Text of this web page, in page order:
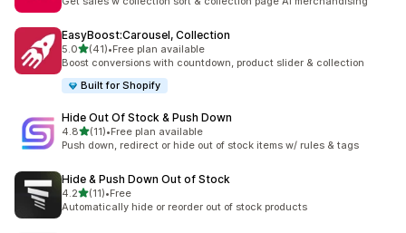
EasyBoost:Carousel, Collection
5.0별 5개 중
(41)
총 리뷰 41개
•Free plan available
Boost conversions with countdown, product slider & collection
Built for Shopify
Hide Out Of Stock & Push Down
4.8별 5개 중
(11)
총 리뷰 11개
•Free plan available
Push down, redirect or hide out of stock items w/ rules & tags
Hide & Push Down Out of Stock
4.2별 5개 중
(11)
총 리뷰 11개
•Free
Automatically hide or reorder out of stock products